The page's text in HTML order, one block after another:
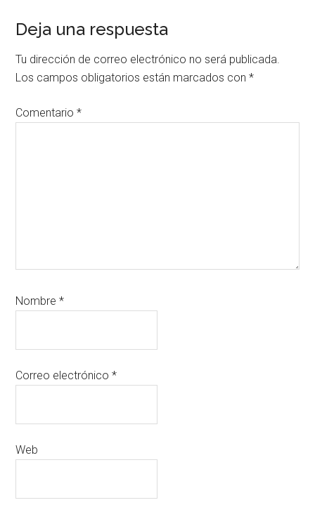
Interacciones
con
los
lectores
Deja una respuesta
Tu dirección de correo electrónico no será publicada.
Los campos obligatorios están marcados con*
Comentario*
Nombre*
Correo electrónico*
Web